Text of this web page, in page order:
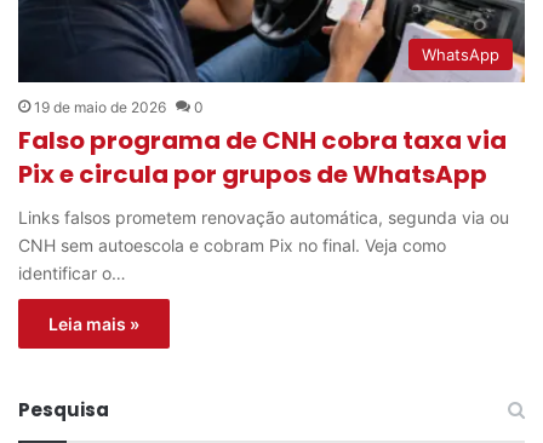
WhatsApp
19 de maio de 2026 0
Falso programa de CNH cobra taxa via
Pix e circula por grupos de WhatsApp
Links falsos prometem renovação automática, segunda via ou
CNH sem autoescola e cobram Pix no final. Veja como
identificar o…
Leia mais »
Pesquisa